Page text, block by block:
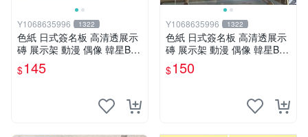
Y1068635996 1322
色紙 日式簽名板 高清透展示
磚 展示架 動漫 偶像 韓星BT
S hololive 小號 凹槽122*137
mm
$145
Y1068635996 1322
色紙 日式簽名板 高清透展示
磚 展示架 動漫 偶像 韓星BT
S hololive 中號 凹槽150*150
mm
$150